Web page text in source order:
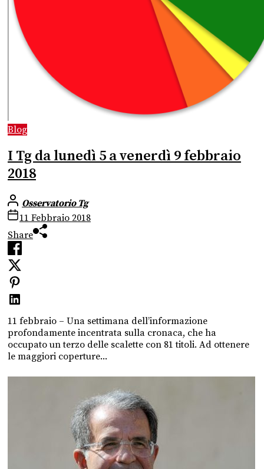
Blog
I Tg da lunedì 5 a venerdì 9 febbraio
2018
Osservatorio Tg
11 Febbraio 2018
Share
11 febbraio – Una settimana dell’informazione
profondamente incentrata sulla cronaca, che ha
occupato un terzo delle scalette con 81 titoli. Ad ottenere
le maggiori coperture...